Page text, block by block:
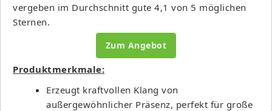
vergeben im Durchschnitt gute 4,1 von 5 möglichen
Sternen.
Zum Angebot
Produktmerkmale:
Erzeugt kraftvollen Klang von
außergewöhnlicher Präsenz, perfekt für große